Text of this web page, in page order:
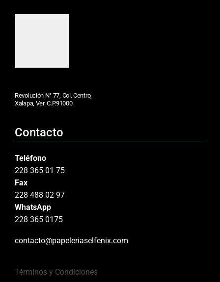
Revolución N° 77, Col. Centro,
Xalapa, Ver. C.P.91000
Contacto
Teléfono
228 365 01 75
Fax
228 488 02 97
WhatsApp
228 365 0175
contacto@papeleriaselfenix.com
Términos y Condiciones